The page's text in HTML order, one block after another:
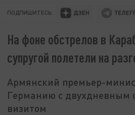
ПОДПИШИТЕСЬ:
На фоне обстрелов в
супругой полетели на
Армянский премьер-
Германию с
визитом